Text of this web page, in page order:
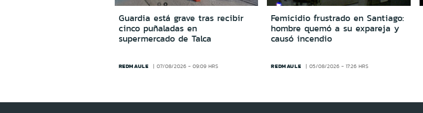
Guardia está grave tras recibir
cinco puñaladas en
supermercado de Talca
REDMAULE 07/08/2026 - 09:09 HRS
Femicidio frustrado en Santiago:
hombre quemó a su expareja y
causó incendio
REDMAULE 05/08/2026 - 17:26 HRS